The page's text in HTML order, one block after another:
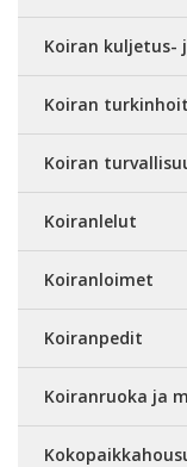
Koiran kuljetus-
Koiran
Koiran
Koiranlelut
Koiranloimet
Koiranpedit
Koiranruoka ja